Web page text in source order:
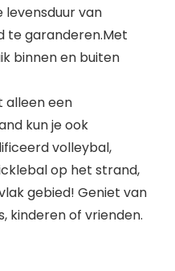
van
te garanderen.Met
binnen en buiten
alleen een
kun je ook
volleybal,
op het strand,
gebied! Geniet van
kinderen of vrienden.